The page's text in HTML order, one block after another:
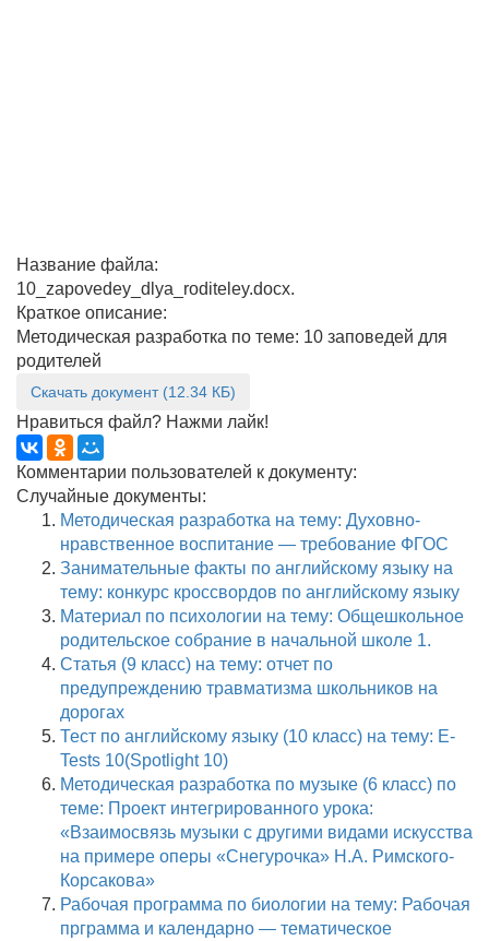
Название файла:
10_zapovedey_dlya_roditeley.docx.
Краткое описание:
Методическая разработка по теме: 10 заповедей для
родителей
Скачать документ (12.34 КБ)
Нравиться файл? Нажми лайк!
Комментарии пользователей к документу:
Случайные документы:
Методическая разработка на тему: Духовно-
нравственное воспитание — требование ФГОС
Занимательные факты по английскому языку на
тему: конкурс кроссвордов по английскому языку
Материал по психологии на тему: Общешкольное
родительское собрание в начальной школе 1.
Статья (9 класс) на тему: отчет по
предупреждению травматизма школьников на
дорогах
Тест по английскому языку (10 класс) на тему: E-
Tests 10(Spotlight 10)
Методическая разработка по музыке (6 класс) по
теме: Проект интегрированного урока:
«Взаимосвязь музыки с другими видами искусства
на примере оперы «Снегурочка» Н.А. Римского-
Корсакова»
Рабочая программа по биологии на тему: Рабочая
прграмма и календарно — тематическое